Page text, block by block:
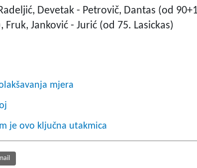
Devetak - Petrovič, Dantas (od
Janković - Jurić (od 75. Lasickas)
mjera
je ovo ključna utakmica